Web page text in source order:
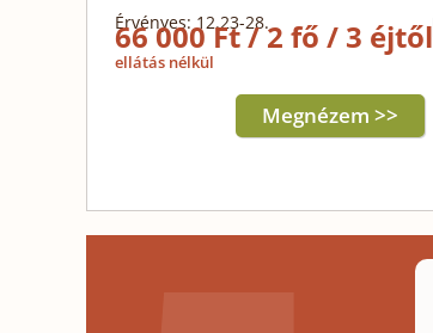
Érvényes: 12.23-28.
66 000 Ft / 2 fő / 3 éjtől
ellátás nélkül
Megnézem >>